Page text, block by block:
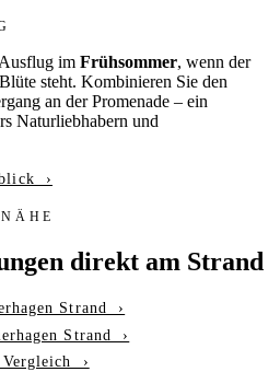
im Frühsommer, wenn der
steht. Kombinieren Sie den
an der Promenade – ein
Naturliebhabern und
›
direkt am Strand
Strand ›
Strand ›
Vergleich ›